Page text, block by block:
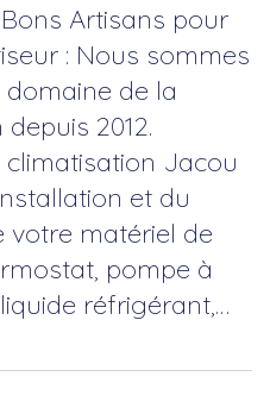
Artisans pour
: Nous sommes
de la
2012.
Jacou
et du
votre matériel de
pompe à
réfrigérant,…